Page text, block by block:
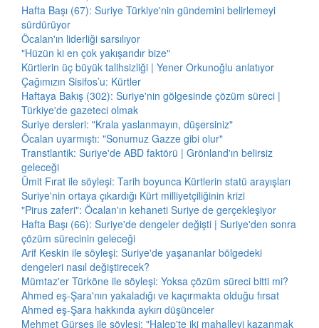
Hafta Başı (67): Suriye Türkiye'nin gündemini belirlemeyi
sürdürüyor
Öcalan'ın liderliği sarsılıyor
"Hüzün ki en çok yakışandır bize"
Kürtlerin üç büyük talihsizliği | Yener Orkunoğlu anlatıyor
Çağımızın Sisifos’u: Kürtler
Haftaya Bakış (302): Suriye'nin gölgesinde çözüm süreci |
Türkiye'de gazeteci olmak
Suriye dersleri: "Krala yaslanmayın, düşersiniz"
Öcalan uyarmıştı: "Sonumuz Gazze gibi olur"
Transtlantik: Suriye'de ABD faktörü | Grönland'ın belirsiz
geleceği
Ümit Fırat ile söyleşi: Tarih boyunca Kürtlerin statü arayışları
Suriye'nin ortaya çıkardığı Kürt milliyetçiliğinin krizi
"Pirus zaferi": Öcalan'ın kehaneti Suriye de gerçekleşiyor
Hafta Başı (66): Suriye'de dengeler değişti | Suriye'den sonra
çözüm sürecinin geleceği
Arif Keskin ile söyleşi: Suriye'de yaşananlar bölgedeki
dengeleri nasıl değiştirecek?
Mümtaz'er Türköne ile söyleşi: Yoksa çözüm süreci bitti mi?
Ahmed eş-Şara'nın yakaladığı ve kaçırmakta olduğu fırsat
Ahmed eş-Şara hakkında aykırı düşünceler
Mehmet Gürses ile söyleşi: "Halep'te iki mahalleyi kazanmak